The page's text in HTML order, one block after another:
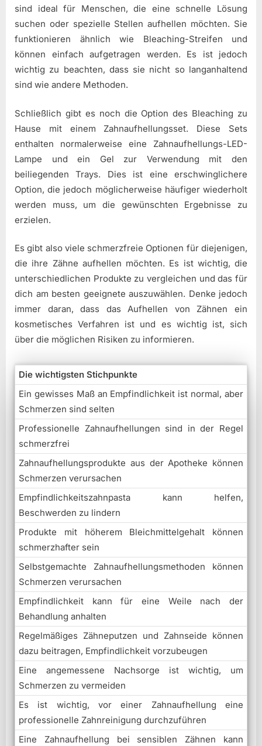
sind ideal für Menschen, die eine schnelle Lösung
suchen oder spezielle Stellen aufhellen möchten. Sie
funktionieren ähnlich wie Bleaching-Streifen und
können einfach aufgetragen werden. Es ist jedoch
wichtig zu beachten, dass sie nicht so langanhaltend
sind wie andere Methoden.
Schließlich gibt es noch die Option des Bleaching zu
Hause mit einem Zahnaufhellungsset. Diese Sets
enthalten normalerweise eine Zahnaufhellungs-LED-
Lampe und ein Gel zur Verwendung mit den
beiliegenden Trays. Dies ist eine erschwinglichere
Option, die jedoch möglicherweise häufiger wiederholt
werden muss, um die gewünschten Ergebnisse zu
erzielen.
Es gibt also viele schmerzfreie Optionen für diejenigen,
die ihre Zähne aufhellen möchten. Es ist wichtig, die
unterschiedlichen Produkte zu vergleichen und das für
dich am besten geeignete auszuwählen. Denke jedoch
immer daran, dass das Aufhellen von Zähnen ein
kosmetisches Verfahren ist und es wichtig ist, sich
über die möglichen Risiken zu informieren.
Die wichtigsten Stichpunkte
Ein gewisses Maß an Empfindlichkeit ist normal, aber
Schmerzen sind selten
Professionelle Zahnaufhellungen sind in der Regel
schmerzfrei
Zahnaufhellungsprodukte aus der Apotheke können
Schmerzen verursachen
Empfindlichkeitszahnpasta kann helfen,
Beschwerden zu lindern
Produkte mit höherem Bleichmittelgehalt können
schmerzhafter sein
Selbstgemachte Zahnaufhellungsmethoden können
Schmerzen verursachen
Empfindlichkeit kann für eine Weile nach der
Behandlung anhalten
Regelmäßiges Zähneputzen und Zahnseide können
dazu beitragen, Empfindlichkeit vorzubeugen
Eine angemessene Nachsorge ist wichtig, um
Schmerzen zu vermeiden
Es ist wichtig, vor einer Zahnaufhellung eine
professionelle Zahnreinigung durchzuführen
Eine Zahnaufhellung bei sensiblen Zähnen kann